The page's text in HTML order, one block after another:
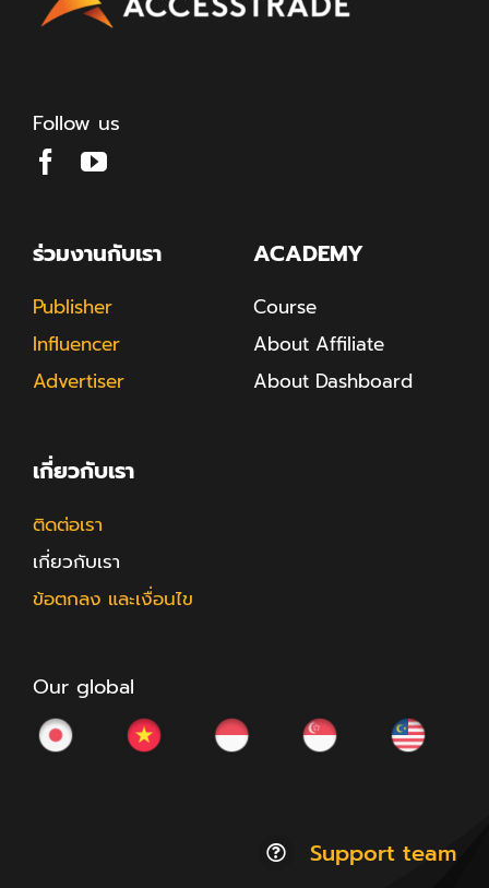
Follow us
ร่วมงานกับเรา
Publisher
Influencer
Advertiser
ACADEMY
Course
About Affiliate
About Dashboard
เกี่ยวกับเรา
ติดต่อเรา
เกี่ยวกับเรา
ข้อตกลง และเงื่อนไข
Our global
Support team